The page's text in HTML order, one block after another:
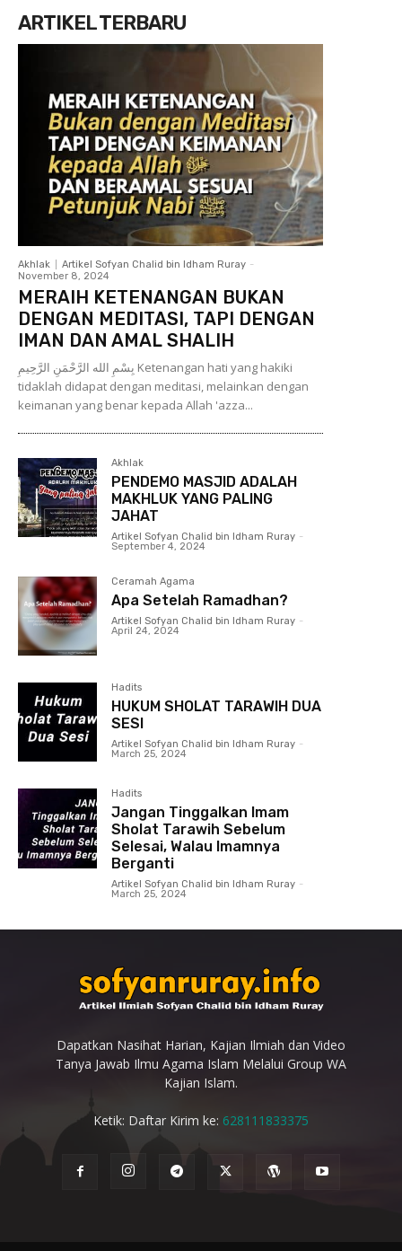
ARTIKEL TERBARU
Akhlak Artikel Sofyan Chalid bin Idham Ruray -
November 8, 2024
MERAIH KETENANGAN BUKAN
DENGAN MEDITASI, TAPI DENGAN
IMAN DAN AMAL SHALIH
بِسْمِ الله الرَّحْمَنِ الرَّحِيمِ Ketenangan hati yang hakiki
tidaklah didapat dengan meditasi, melainkan dengan
keimanan yang benar kepada Allah 'azza...
Akhlak
PENDEMO MASJID ADALAH
MAKHLUK YANG PALING
JAHAT
Artikel Sofyan Chalid bin Idham Ruray -
September 4, 2024
Ceramah Agama
Apa Setelah Ramadhan?
Artikel Sofyan Chalid bin Idham Ruray -
April 24, 2024
Hadits
HUKUM SHOLAT TARAWIH DUA
SESI
Artikel Sofyan Chalid bin Idham Ruray -
March 25, 2024
Hadits
Jangan Tinggalkan Imam
Sholat Tarawih Sebelum
Selesai, Walau Imamnya
Berganti
Artikel Sofyan Chalid bin Idham Ruray -
March 25, 2024
Dapatkan Nasihat Harian, Kajian Ilmiah dan Video
Tanya Jawab Ilmu Agama Islam Melalui Group WA
Kajian Islam.
Ketik: Daftar Kirim ke: 628111833375